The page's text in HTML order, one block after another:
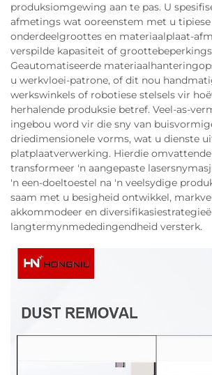
produksiomgewing aan te pas. U
afmetings wat ooreenstem met u tipiese
onderdeelgroottes en materiaalplaat-
verspilde kapasiteit of
Geautomatiseerde
u werkvloei-patrone, of dit nou
werkswinkels of robotiese stelsels vir
herhalende produksie betref. Veel-as-
ingebou word vir die sny van
driedimensionele vorms, wat u dienste
platplaatverwerking. Hierdie
transformeer 'n aangepaste
'n een-doeltoestel na 'n veelsydige
saam met u besigheid ontwikkel,
akkommodeer en
langtermynmededingendheid versterk.